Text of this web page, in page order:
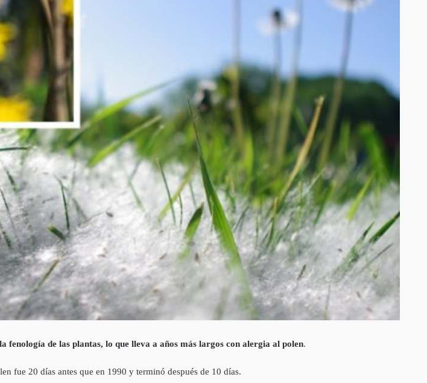
de las plantas, lo que lleva a años más largos con alergia al polen.
fue 20 días antes que en 1990 y terminó después de 10 días.